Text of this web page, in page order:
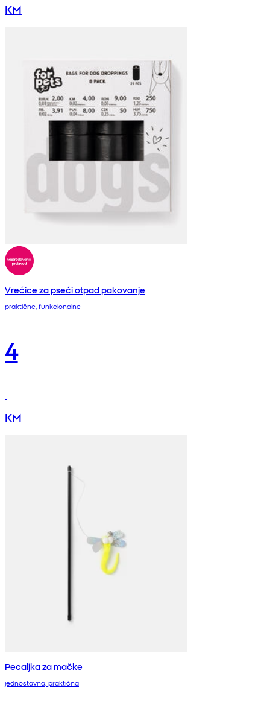
KM
Vrećice za pseći otpad pakovanje
praktične, funkcionalne
4
KM
Pecaljka za mačke
jednostavna, praktična